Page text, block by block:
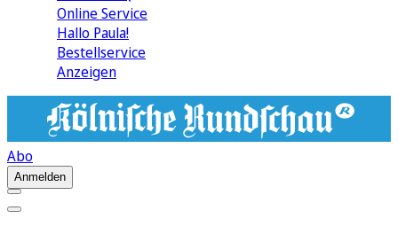
Online Service
Hallo Paula!
Bestellservice
Anzeigen
Abo
Anmelden